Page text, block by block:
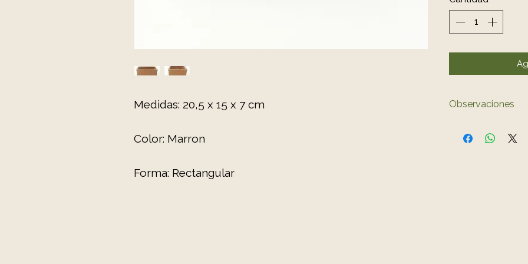
Medidas: 20,5 x 15 x 7 cm
Color: Marron
Forma: Rectangular
Observaciones
ligeramente